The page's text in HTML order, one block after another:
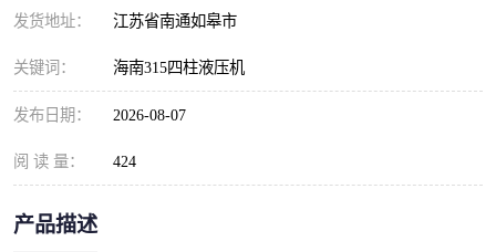
发货地址： 江苏省南通如皋市
关键词： 海南315四柱液压机
发布日期： 2026-08-07
阅 读 量： 424
产品描述